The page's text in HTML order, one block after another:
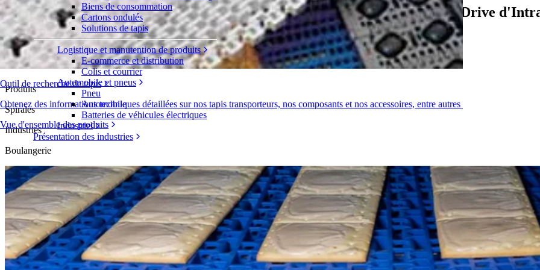
Outil de recherche de tapis
Obtenez des informations techniques détaillées sur nos tapis transporteurs, nos composants et nos accessoires, entre autres
Vue d'ensemble des produits
Biens de consommation
Cartons ondulés
Solutions de tapis
Logistique et manutention de produits
E-commerce et distribution
Colis et courrier
Automobile et pneus
Pneu
Automobile
Batteries de véhicules électriques
Industriel
Présentation des industries
Schulze & Burch rencontre le succès et réinvestit dans les systèmes DirectDrive
Étude de cas
Schulze & Burch
Produits
Spirales
Industries
Boulangerie